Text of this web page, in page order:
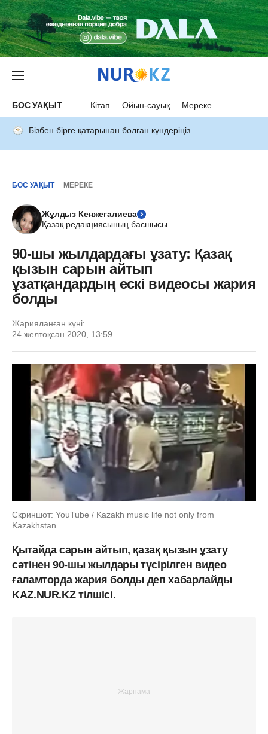
БОС УАҚЫТ Кітап Ойын-сауық Мереке
Бізбен бірге қатарынан болған күндеріңіз
БОС УАҚЫТ МЕРЕКЕ
Жұлдыз Кенжегалиева
Қазақ редакциясының басшысы
90-шы жылдардағы ұзату: Қазақ
қызын сарын айтып
ұзатқандардың ескі видеосы жария
болды
Жарияланған күні:
24 желтоқсан 2020, 13:59
Скриншот: YouTube / Kazakh music life not only from
Kazakhstan
Қытайда сарын айтып, қазақ қызын ұзату
сәтінен 90-шы жылдары түсірілген видео
ғаламторда жария болды деп хабарлайды
KAZ.NUR.KZ тілшісі.